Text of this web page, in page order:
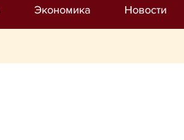
Экономика Новости